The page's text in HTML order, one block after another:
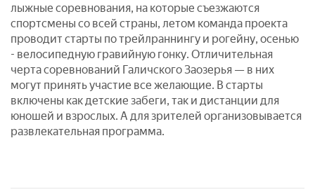
лыжные соревнования, на которые съезжаются
спортсмены со всей страны, летом команда проекта
проводит старты по трейлраннингу и рогейну, осенью
- велосипедную гравийную гонку. Отличительная
черта соревнований Галичского Заозерья — в них
могут принять участие все желающие. В старты
включены как детские забеги, так и дистанции для
юношей и взрослых. А для зрителей организовывается
развлекательная программа.